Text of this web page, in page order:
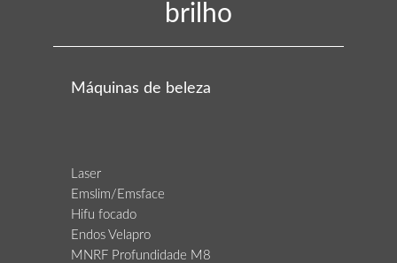
brilho
Máquinas de beleza
Laser
Emslim/Emsface
Hifu focado
Endos Velapro
MNRF Profundidade M8